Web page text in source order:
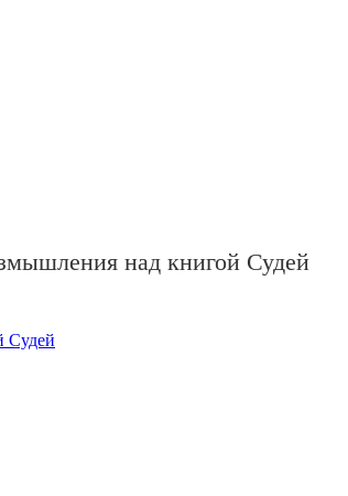
над книгой Судей